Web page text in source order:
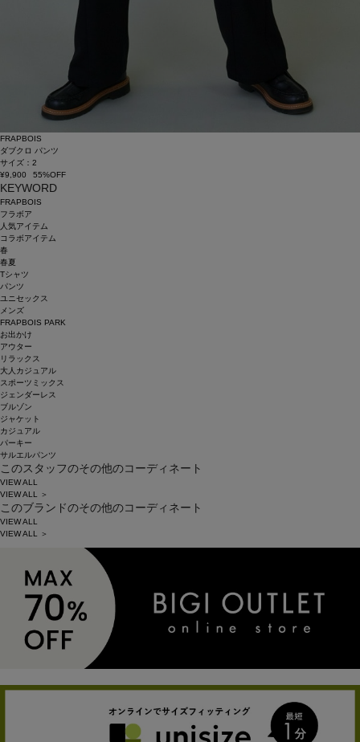
FRAPBOIS
ダブクロ パンツ
サイズ：2
¥9,900
55%OFF
KEYWORD
FRAPBOIS
フラボア
人気アイテム
コラボアイテム
春
春夏
Tシャツ
パンツ
ユニセックス
メンズ
FRAPBOIS PARK
お出かけ
アウター
リラックス
大人カジュアル
スポーツミックス
ジェンダーレス
ブルゾン
ジャケット
カジュアル
パーキー
サルエルパンツ
このスタッフのその他のコーディネート
VIEW ALL
VIEW ALL ＞
このブランドのその他のコーディネート
VIEW ALL
VIEW ALL ＞